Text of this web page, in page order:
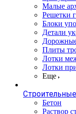
Малые
Решетки
Блоки
Детали
Плиты
Лотки
Лотки
Еще
Бетон
Раствор